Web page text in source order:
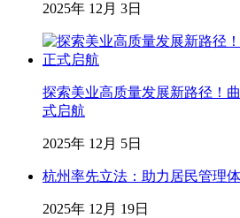
2025年 12月 3日
探索美业高质量发展新路径！
式启航
2025年 12月 5日
杭州率先立法：助力居民管理
2025年 12月 19日